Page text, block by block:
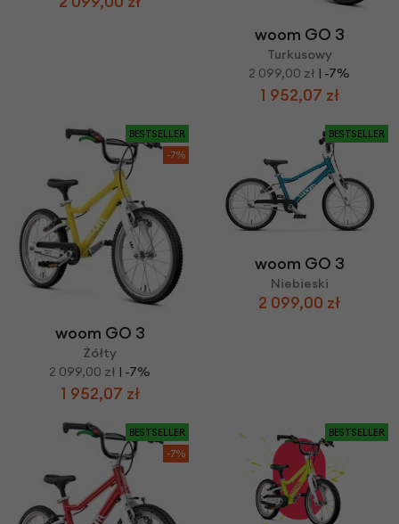
woom GO 3
Turkusowy
2 099,00 zł | -7%
1 952,07 zł
BESTSELLER
-7%
woom GO 3
Żółty
2 099,00 zł | -7%
1 952,07 zł
BESTSELLER
woom GO 3
Niebieski
2 099,00 zł
BESTSELLER
-7%
BESTSELLER